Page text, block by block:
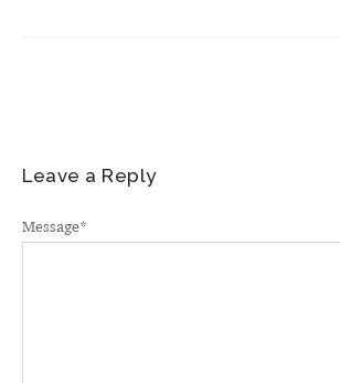
Leave a Reply
Message*